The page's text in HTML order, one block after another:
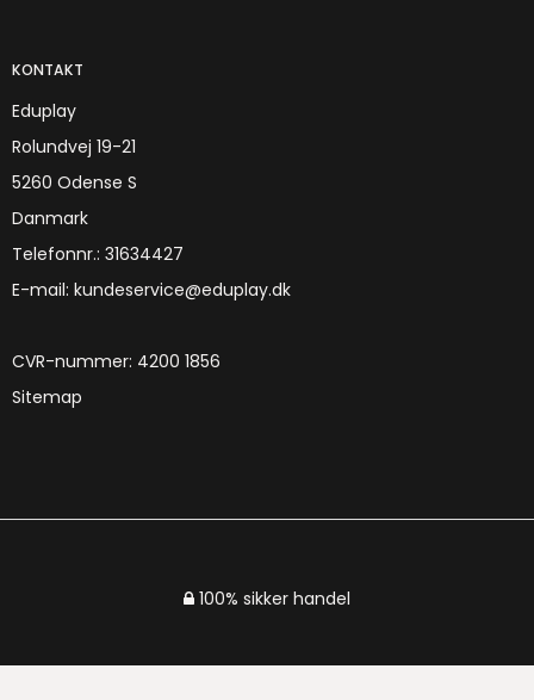
KONTAKT
Eduplay
Rolundvej 19-21
5260 Odense S
Danmark
Telefonnr.: 31634427
E-mail: kundeservice@eduplay.dk
CVR-nummer: 4200 1856
Sitemap
100% sikker handel